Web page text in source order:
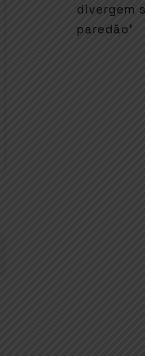
divergem
paredão’